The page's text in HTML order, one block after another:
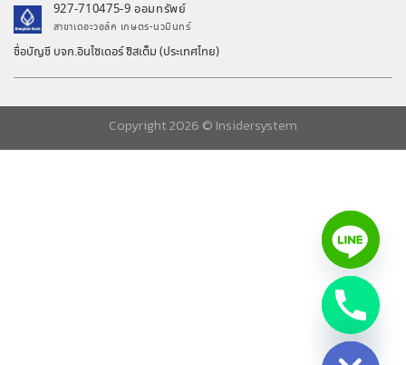
927-710475-9 ออมทรัพย์
สาขาเดอะวอล์ค เกษตร-นวมินทร์
ชื่อบัญชี บจก.อินไซเดอร์ ซิสเต็ม (ประเทศไทย)
Copyright 2026 © Insidersystem
Hide
chaty